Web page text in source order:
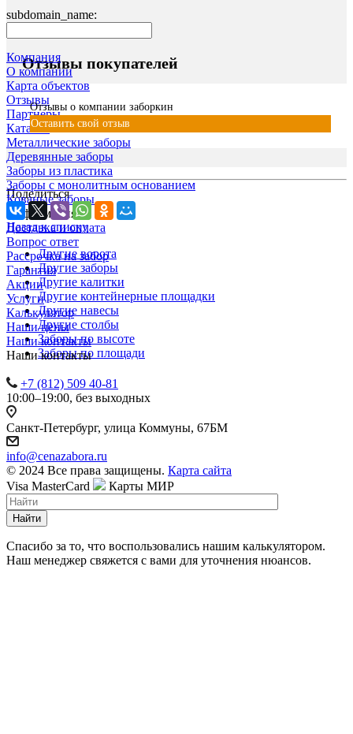
subdomain_name:
Отзывы покупателей
Отзывы о компании заборкин
Оставить свой отзыв
Поделиться
Назад к списку
Другие ворота
Другие заборы
Другие калитки
Другие контейнерные площадки
Другие навесы
Другие столбы
Заборы по высоте
Заборы по площади
Компания
О компании
Карта объектов
Отзывы
Партнеры
Каталог
Металлические заборы
Деревянные заборы
Заборы из пластика
Заборы с монолитным основанием
Кованые заборы
Информация
Доставка и оплата
Вопрос ответ
Рассрочка на забор
Гарантия
Акции
Услуги
Калькулятор
Наши цены
Наши контакты
Наши контакты
+7 (812) 509 40-81
10:00–19:00, без выходных
Санкт-Петербург, улица Коммуны, 67БМ
info@cenazabora.ru
© 2024 Все права защищены. Карта сайта
Visa MasterCard Карты МИР
Найти
Спасибо за то, что воспользовались нашим калькулятором.
Наш менеджер свяжется с вами для уточнения нюансов.